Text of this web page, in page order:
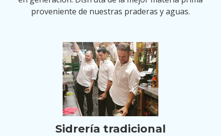
proveniente de nuestras praderas y aguas.
Sidrería tradicional